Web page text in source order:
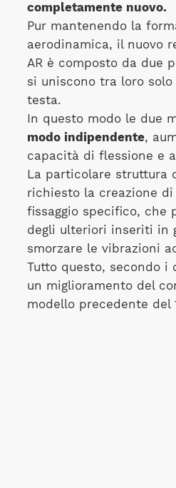
completamente nuovo.
Pur mantenendo la
aerodinamica, il nuovo
AR è composto da due
si uniscono tra loro
testa.
In questo modo le due
modo indipendente,
capacità di flessione e
La particolare struttura
richiesto la creazione
fissaggio specifico, che
degli ulteriori inseriti in
smorzare le vibrazioni
Tutto questo, secondo i
un miglioramento del
modello precedente del